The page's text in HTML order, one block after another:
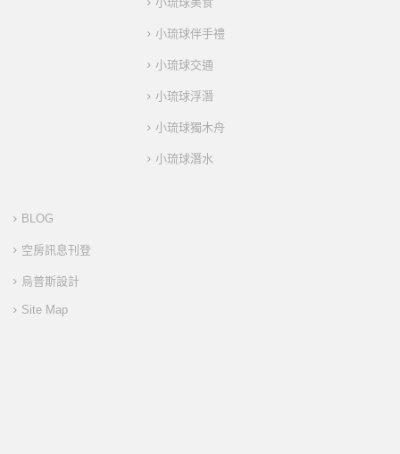
小琉球伴手禮
小琉球交通
小琉球浮潛
小琉球獨木舟
小琉球潛水
BLOG
空房訊息刊登
烏普斯設計
Site Map